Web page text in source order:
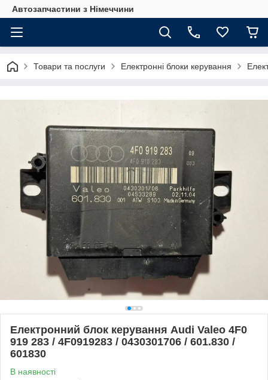
Автозапчастини з Німеччини
Товари та послуги Електронні блоки керування
Електронний блок керування Audi Valeo 4F0
919 283 / 4F0919283 / 0430301706 / 601.830 /
601830
В наявності